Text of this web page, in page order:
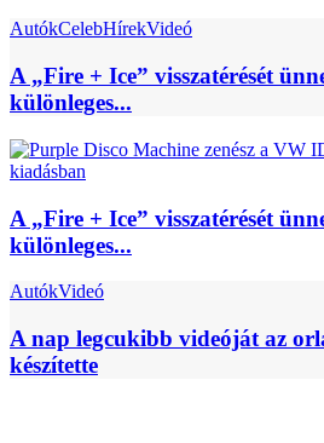
AutókCelebHírekVideó
A „Fire + Ice” visszatérését
különleges...
A „Fire + Ice” visszatérését
különleges...
AutókVideó
A nap legcukibb videóját az
készítette